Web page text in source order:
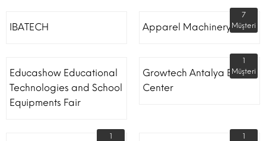
IBATECH Apparel Machinery Fair
7
Müşteri
Educashow Educational
Technologies and School
Equipments Fair
Growtech Antalya Expo
Center
1
Müşteri
1
1